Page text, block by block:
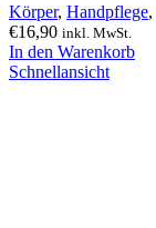
Körper, Handpflege,
€16,90 inkl. MwSt.
In den Warenkorb
Schnellansicht